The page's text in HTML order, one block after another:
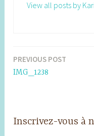
View all posts by
Post
navigation
PREVIOUS POST
IMG_1238
Inscrivez-vous à